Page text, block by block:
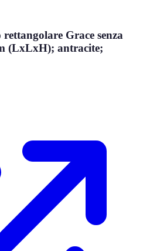
Grace senza
(LxLxH); antracite;